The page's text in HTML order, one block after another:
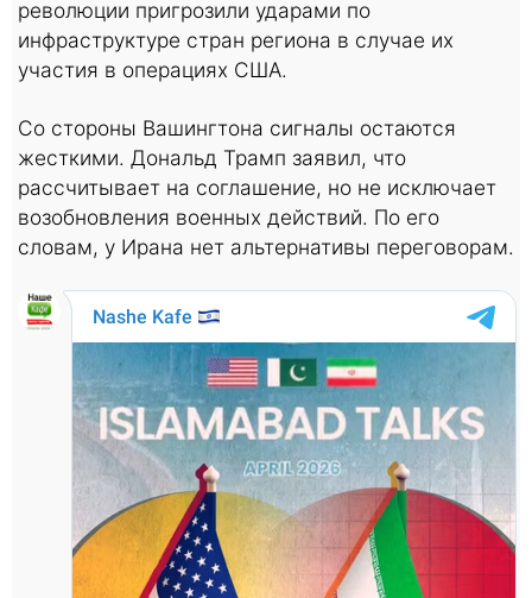
революции пригрозили ударами по
инфраструктуре стран региона в случае их
участия в операциях США.
Со стороны Вашингтона сигналы остаются
жесткими. Дональд Трамп заявил, что
рассчитывает на соглашение, но не исключает
возобновления военных действий. По его
словам, у Ирана нет альтернативы переговорам.